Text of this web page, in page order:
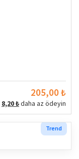
205,00 ₺
8,20 ₺daha az ödeyin
Trend